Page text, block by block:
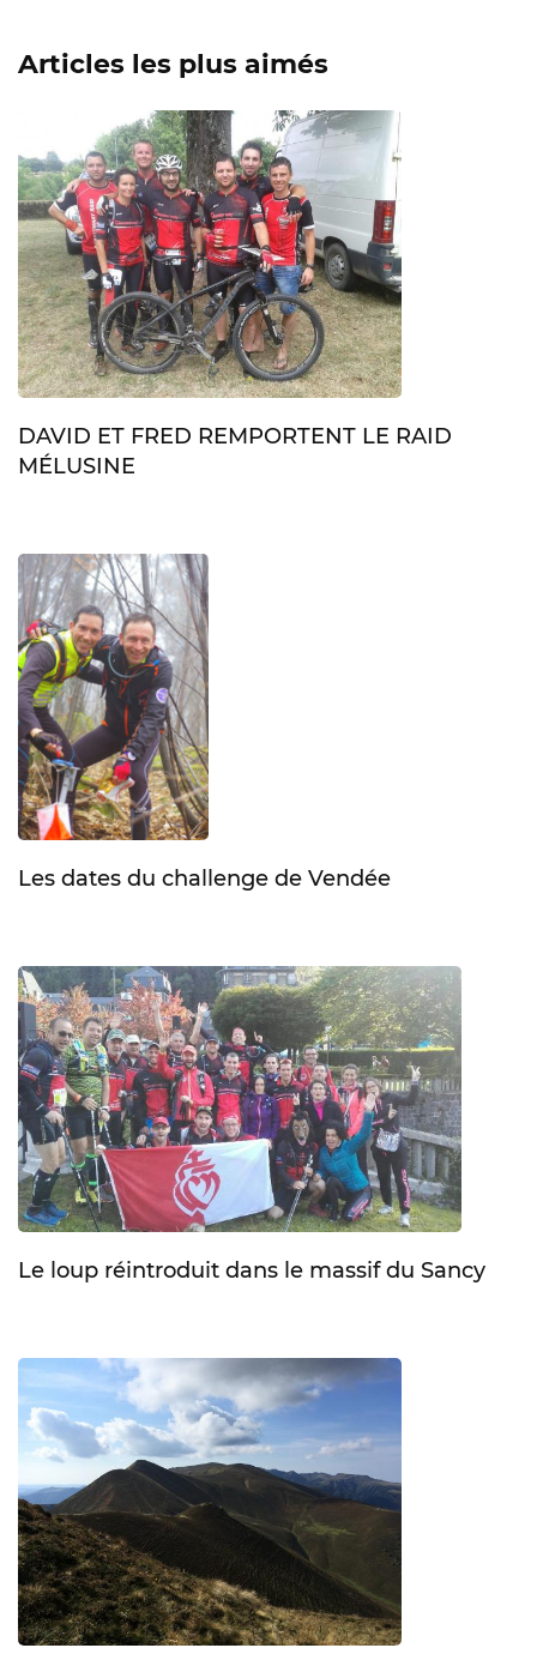
Articles les plus aimés
DAVID ET FRED REMPORTENT LE RAID
MÉLUSINE
Les dates du challenge de Vendée
Le loup réintroduit dans le massif du Sancy